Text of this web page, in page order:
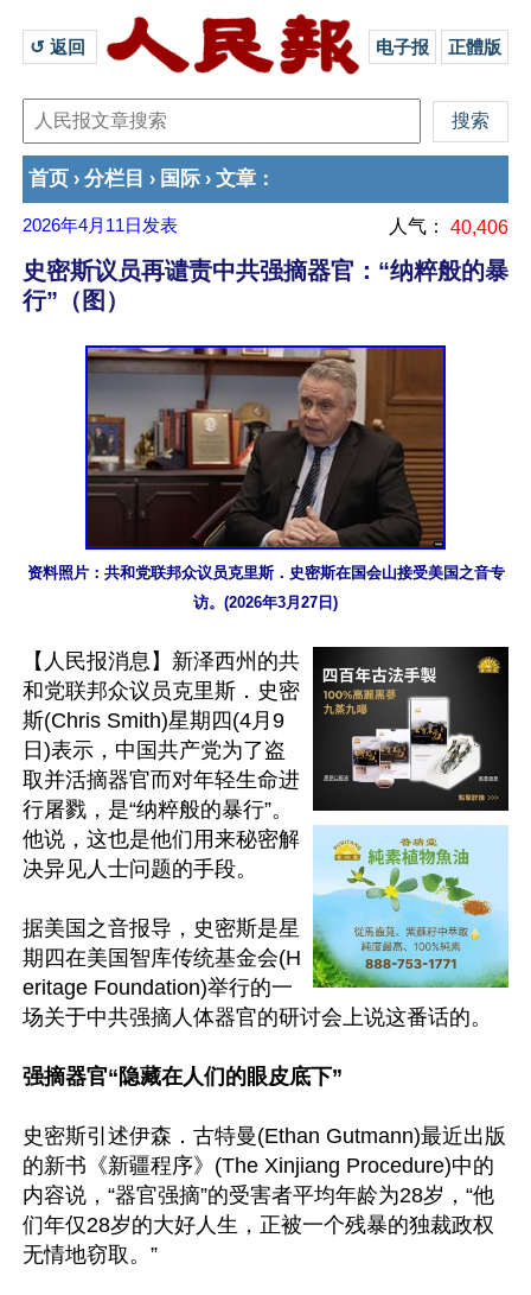
↺ 返回 电子报 正體版
首页 › 分栏目 › 国际 › 文章 ：
2026年4月11日 发表 人气： 40,406
史密斯议员再谴责中共强摘器官：“纳粹般的暴
行”（图）
资料照片：共和党联邦众议员克里斯．史密斯在国会山接受美国之音专
访。(2026年3月27日)
【人民报消息】新泽西州的共
和党联邦众议员克里斯．史密
斯(Chris Smith)星期四(4月9
日)表示，中国共产党为了盗
取并活摘器官而对年轻生命进
行屠戮，是“纳粹般的暴行”。
他说，这也是他们用来秘密解
决异见人士问题的手段。
据美国之音报导，史密斯是星
期四在美国智库传统基金会(H
eritage Foundation)举行的一
场关于中共强摘人体器官的研讨会上说这番话的。
强摘器官“隐藏在人们的眼皮底下”
史密斯引述伊森．古特曼(Ethan Gutmann)最近出版
的新书《新疆程序》(The Xinjiang Procedure)中的
内容说，“器官强摘”的受害者平均年龄为28岁，“他
们年仅28岁的大好人生，正被一个残暴的独裁政权
无情地窃取。”